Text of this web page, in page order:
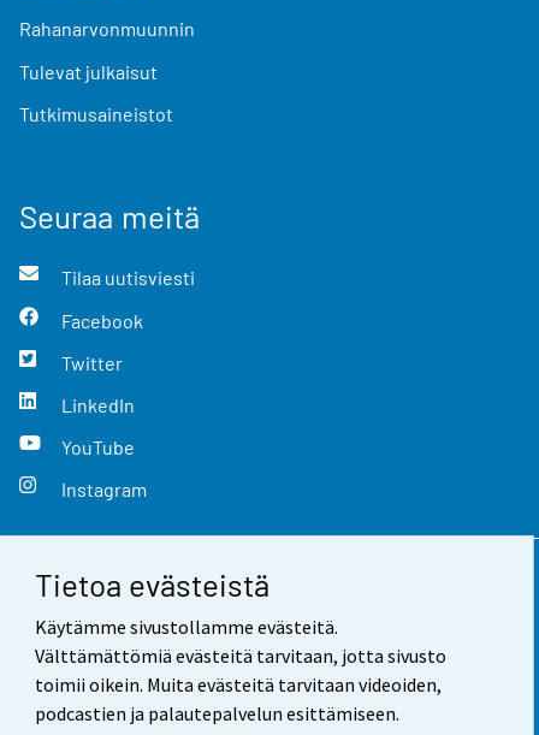
Tietoa evästeistä
Käytämme sivustollamme evästeitä.
Välttämättömiä evästeitä tarvitaan, jotta sivusto
toimii oikein. Muita evästeitä tarvitaan videoiden,
podcastien ja palautepalvelun esittämiseen.
Rahanarvonmuunnin
Tulevat julkaisut
Tutkimusaineistot
Seuraa meitä
Tilaa uutisviesti
Facebook
Twitter
LinkedIn
YouTube
Instagram
Yhteystiedot
Palaute
Käyttöehdot